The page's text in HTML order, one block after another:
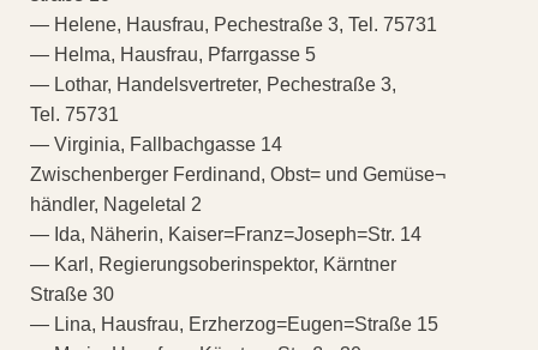
— Helene, Hausfrau, Pechestraße 3, Tel. 75731
— Helma, Hausfrau, Pfarrgasse 5
— Lothar, Handelsvertreter, Pechestraße 3,
Tel. 75731
— Virginia, Fallbachgasse 14
Zwischenberger Ferdinand, Obst= und Gemüse¬
händler, Nageletal 2
— Ida, Näherin, Kaiser=Franz=Joseph=Str. 14
— Karl, Regierungsoberinspektor, Kärntner
Straße 30
— Lina, Hausfrau, Erzherzog=Eugen=Straße 15